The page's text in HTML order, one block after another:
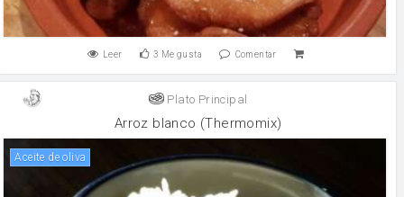
Leer 3 Me gusta Comentar
Plato Principal
Arroz blanco (Thermomix)
aceite de oliva